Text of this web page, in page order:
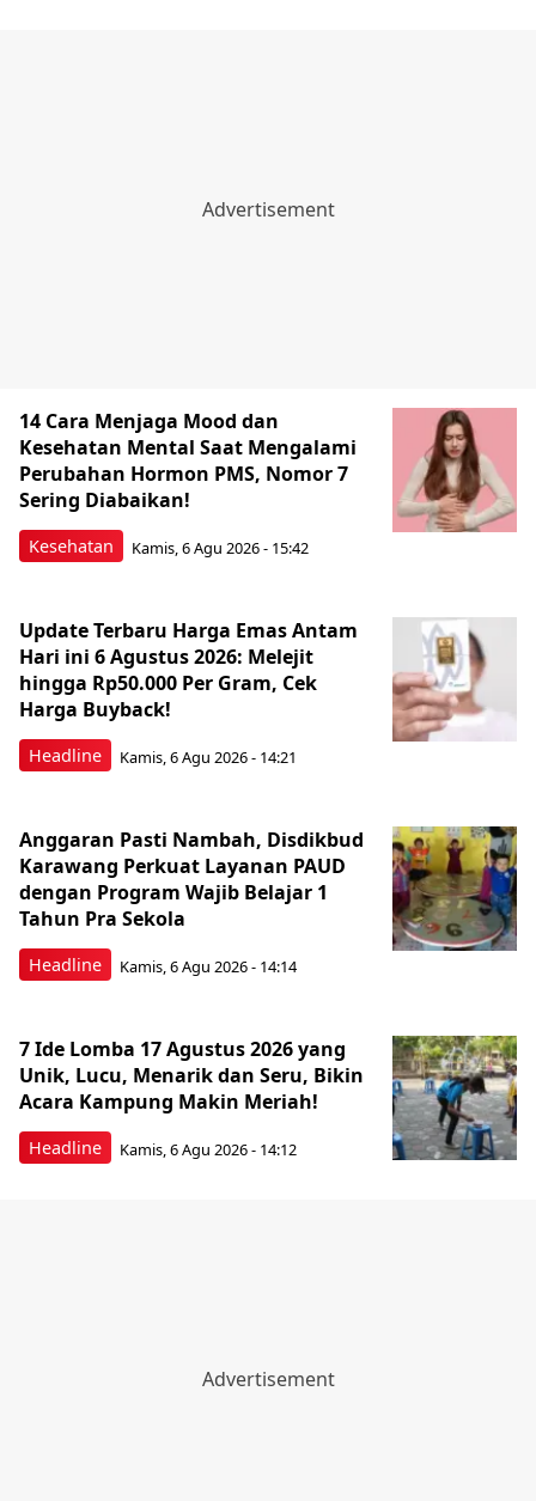
Kesehatan
14 Cara Menjaga Mood dan
Kesehatan Mental Saat Mengalami
Perubahan Hormon PMS, Nomor 7
Sering Diabaikan!
Kamis, 6 Agu 2026 - 15:42
Headline
Update Terbaru Harga Emas Antam
Hari ini 6 Agustus 2026: Melejit
hingga Rp50.000 Per Gram, Cek
Harga Buyback!
Kamis, 6 Agu 2026 - 14:21
Headline
Anggaran Pasti Nambah, Disdikbud
Karawang Perkuat Layanan PAUD
dengan Program Wajib Belajar 1
Tahun Pra Sekola
Kamis, 6 Agu 2026 - 14:14
Headline
7 Ide Lomba 17 Agustus 2026 yang
Unik, Lucu, Menarik dan Seru, Bikin
Acara Kampung Makin Meriah!
Kamis, 6 Agu 2026 - 14:12